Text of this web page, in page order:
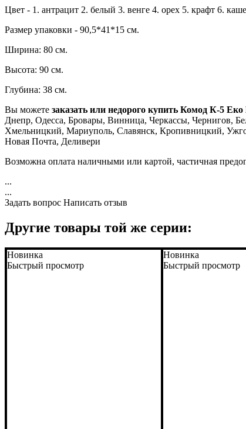
Цвет - 1. антрацит 2. белый 3. венге 4. орех 5. крафт 6.
Размер упаковки - 90,5*41*15 см.
Ширина: 80 см.
Высота: 90 см.
Глубина: 38 см.
Вы можете заказать или недорого купить Комод К-5
Днепр, Одесса, Бровары, Винница, Черкассы, Чернигов,
Хмельницкий, Мариуполь, Славянск, Кропивницкий,
Новая Почта, Деливери
Возможна оплата наличными или картой, частичная
...
...
Задать вопрос Написать отзыв
Другие товары той же серии:
Новинка
Быстрый просмотр
Новинка
Быстрый просмотр